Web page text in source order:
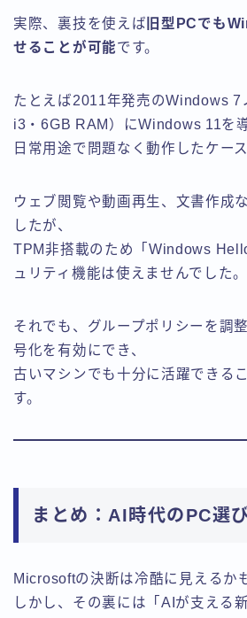
実際、裏技を使えば 旧型PCでも
せることが可能です。
たとえば2011年発売のWindows 7
i3・6GB RAM）にWindows 11を
日常用途で問題なく動作したケー
ウェブ閲覧や動画再生、文書作成
したが、
TPM非搭載のため「Windows
ュリティ機能は使えませんでした。
それでも、グループポリシーを調
号化を有効にでき、
古いマシンでも十分に活躍できる
す。
まとめ：AI時代のPC選
Microsoftの決断は冷酷に見えるか
しかし、その裏には「AIが支える